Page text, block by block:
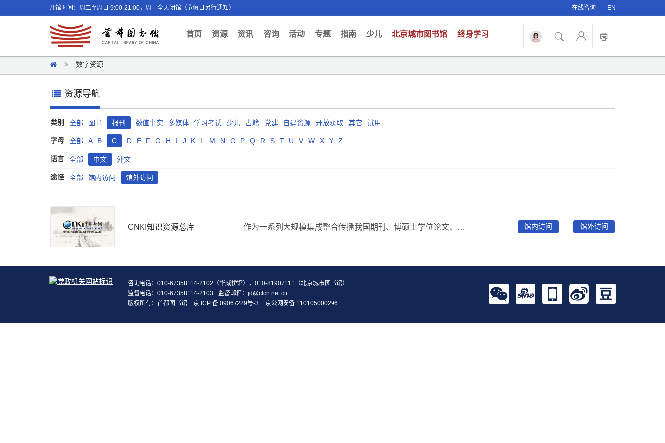
开馆时间：周二至周日 9:00-21:00，周一全天闭馆（节假日另行通知） 在线咨询 EN
首页(current)
资源 资讯 咨询 活动 专题 指南 少儿 北京城市图书馆 终身学习
数字资源
资源导航
类别 全部 图书 报刊 数值事实 多媒体 学习考试 少儿 古籍 党建 自建资源 开放获取 其它 试用
字母 全部 A B C D E F G H I J K L M N O P Q R S T U V W X Y Z
语言 全部 中文 外文
途径 全部 馆内访问 馆外访问
CNKI知识资源总库 作为一系列大规模集成整合传播我国期刊、博硕士学位论文、工具书、会议论文、（新增）中国学术辑刊全文数据库、（新增）标准全文数据等各类文献资源的大型全文数据库和二次文献数据库，以及由文献内容挖掘产生的知识元数据库。其内容覆盖范围包含自然科学、工程技术、农业、哲学、医学、人文社会科学等各个领域。首都图书馆购买了《中国学术期刊网络出版总库》、《中国博士学位论文全文数据库》、《中国优秀硕士学位论文全文数据库》、《国际会议论文全文数据库》、《中国重要会议论文全文数据库》、《中国工具书网络出版总库》。 馆内访问 馆外访问
咨询电话：010-67358114-2102（华威桥馆），010-81907111（北京城市图书馆）
监督电话：010-67358114-2103
监督邮箱： jd@clcn.net.cn
版权所有：首都图书馆
京 ICP 备 09067229号-3 京公网安备 110105000296